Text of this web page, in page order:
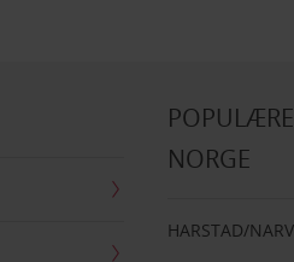
NORGE
HARSTAD/